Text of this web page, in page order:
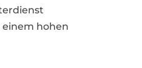
einem hohen